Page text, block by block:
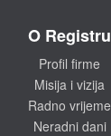
O Registru
Profil firme
Misija i vizija
Radno vrijeme
Neradni dani